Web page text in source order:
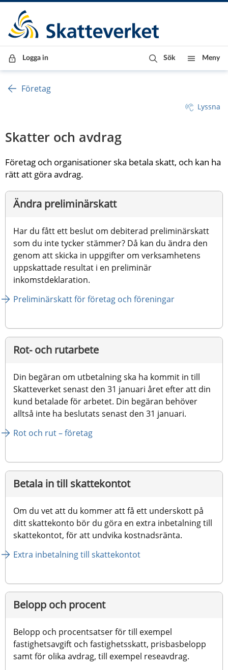
Till innehåll
Till navigationen
Till chattrobot
Logga in Sök Meny
Företag
Lyssna
Skatter och avdrag
Företag och organisationer ska betala skatt, och kan ha
rätt att göra avdrag.
Ändra preliminärskatt
Har du fått ett beslut om debiterad preliminärskatt
som du inte tycker stämmer? Då kan du ändra den
genom att skicka in uppgifter om verksamhetens
uppskattade resultat i en preliminär
inkomstdeklaration.
Preliminärskatt för företag och föreningar
Rot- och rutarbete
Din begäran om utbetalning ska ha kommit in till
Skatteverket senast den 31 januari året efter att din
kund betalade för arbetet. Din begäran behöver
alltså inte ha beslutats senast den 31 januari.
Rot och rut – företag
Betala in till skattekontot
Om du vet att du kommer att få ett underskott på
ditt skattekonto bör du göra en extra inbetalning till
skattekontot, för att undvika kostnadsränta.
Extra inbetalning till skattekontot
Belopp och procent
Belopp och procentsatser för till exempel
fastighetsavgift och fastighetsskatt, prisbasbelopp
samt för olika avdrag, till exempel reseavdrag.